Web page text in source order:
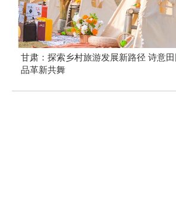
甘肃：探索乡村旅游发展新路径 诗意
品革新共舞